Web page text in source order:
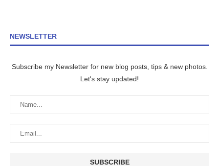
NEWSLETTER
Subscribe my Newsletter for new blog posts, tips & new photos.
Let's stay updated!